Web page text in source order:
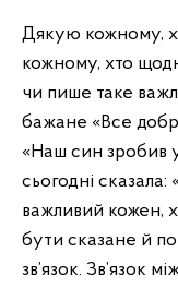
Дякую кожному,
кожному, хто
чи пише таке
бажане «Все
«Наш син зробив
сьогодні
важливий кожен,
бути сказане й
зв’язок. Зв’язок